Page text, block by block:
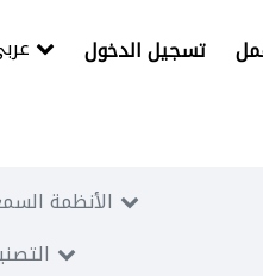
تسجيل الدخول
الأنظمة